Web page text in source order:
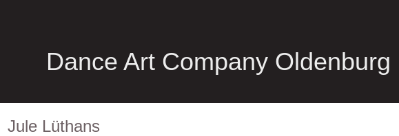
Dance Art Company Oldenburg
Jule Lüthans